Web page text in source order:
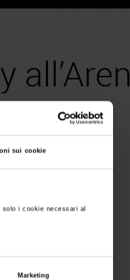
sui cookie
solo i cookie necessari al
Marketing